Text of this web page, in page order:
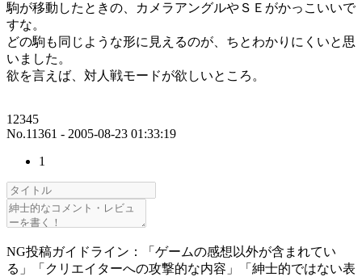
駒が移動したときの、カメラアングルやＳＥがかっこいいで
すな。
どの駒も同じような形に見えるのが、ちとわかりにくいと思
いました。
欲を言えば、対人戦モードが欲しいところ。
12345
No.11361 - 2005-08-23 01:33:19
1
NG投稿ガイドライン：「ゲームの感想以外が含まれてい
る」「クリエイターへの攻撃的な内容」「紳士的ではない表